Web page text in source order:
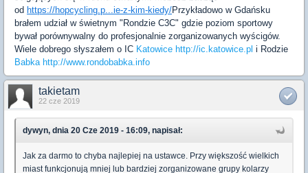
od https://hopcycling.p...ie-z-kim-kiedy/Przykładowo w Gdańsku
brałem udział w świetnym "Rondzie C3C" gdzie poziom sportowy
bywał porównywalny do profesjonalnie zorganizowanych wyścigów.
Wiele dobrego słyszałem o IC Katowice http://ic.katowice.pl i Rodzie
Babka http://www.rondobabka.info
takietam
22 cze 2019
dywyn, dnia 20 Cze 2019 - 16:09, napisał:
Jak za darmo to chyba najlepiej na ustawce. Przy większość wielkich
miast funkcjonują mniej lub bardziej zorganizowane grupy kolarzy